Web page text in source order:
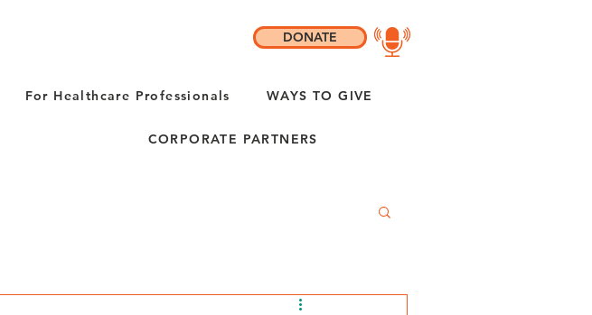
For Healthcare Professionals WAYS TO GIVE
CORPORATE PARTNERS
DONATE